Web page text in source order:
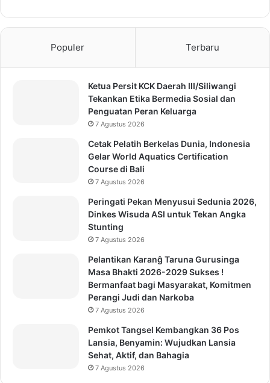
Populer Terbaru
Ketua Persit KCK Daerah III/Siliwangi
Tekankan Etika Bermedia Sosial dan
Penguatan Peran Keluarga
7 Agustus 2026
Cetak Pelatih Berkelas Dunia, Indonesia
Gelar World Aquatics Certification
Course di Bali
7 Agustus 2026
Peringati Pekan Menyusui Sedunia 2026,
Dinkes Wisuda ASI untuk Tekan Angka
Stunting
7 Agustus 2026
Pelantikan Karanĝ Taruna Gurusinga
Masa Bhakti 2026-2029 Sukses !
Bermanfaat bagi Masyarakat, Komitmen
Perangi Judi dan Narkoba
7 Agustus 2026
Pemkot Tangsel Kembangkan 36 Pos
Lansia, Benyamin: Wujudkan Lansia
Sehat, Aktif, dan Bahagia
7 Agustus 2026